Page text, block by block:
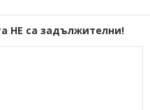
НЕ са задължителни!